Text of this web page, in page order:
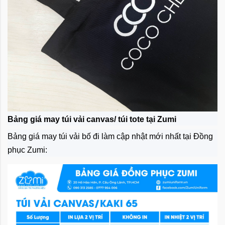
Bảng giá may túi vải canvas/ túi tote tại Zumi
Bảng giá may túi vải bố đi làm cập nhật mới nhất tại Đồng
phục Zumi: